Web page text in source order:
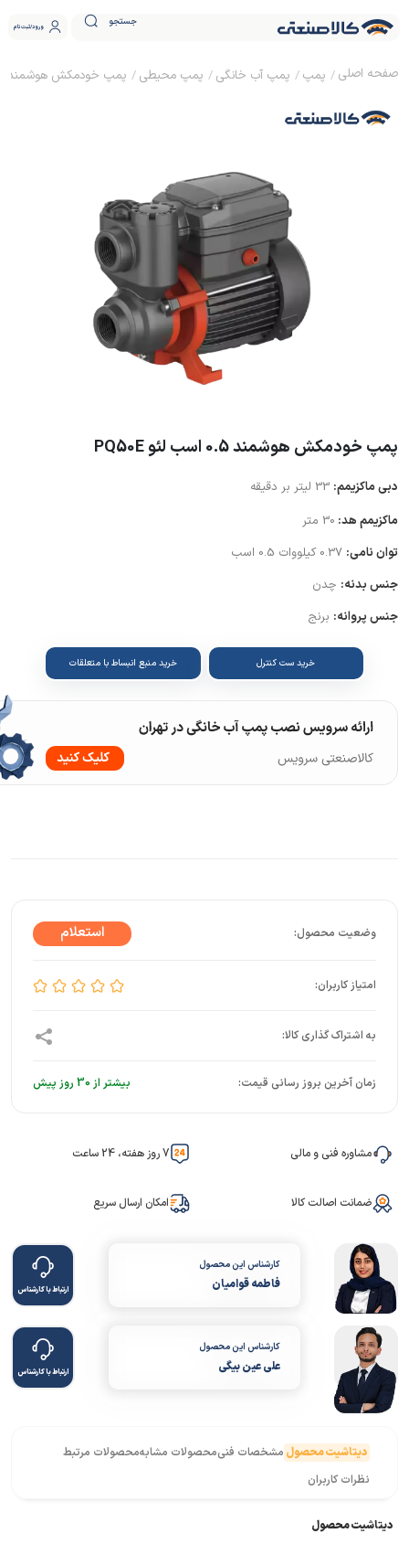
جستجو ورود ثبت نام
پمپ پمپ آب خانگی پمپ محیطی پمپ خودمکش هوشمند 0.5 اسب لئو PQ50E
پمپ خودمکش هوشمند 0.5 اسب لئو PQ50E
دبی ماکزیمم:
ماکزیمم هد: 30 متر
توان نامی:
جنس بدنه: چدن
جنس پروانه: برنج
خرید ست کنترل خرید منبع انبساط با متعلقات
زمان آخرین بروز رسانی قیمت: بیشتر از 30 روز پیش
مشاوره فنی و مالی 7 روز هفته، 24 ساعت
ضمانت اصالت کالا امکان ارسال سریع
کارشناس این محصول
فاطمه قوامیان ارتباط با کارشناس
کارشناس این محصول
علی عین بیگی ارتباط با کارشناس
دیتاشیت محصول مشخصات فنیمحصولات مشابهمحصولات مرتبط
نظرات کاربران
دیتاشیت محصول